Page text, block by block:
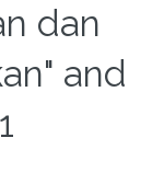
dan
and